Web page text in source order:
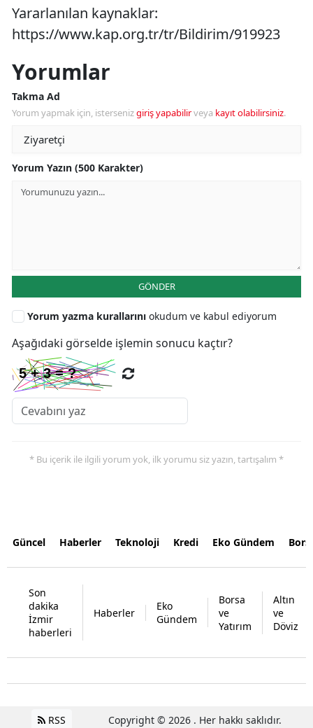
Yararlanılan kaynaklar:
https://www.kap.org.tr/tr/Bildirim/919923
Yorumlar
Takma Ad
Yorum yapmak için, istersenizgiriş yapabilirveya kayıt olabilirsiniz.
Yorum Yazın (500 Karakter)
GÖNDER
Yorum yazma kurallarını okudum ve kabul ediyorum
Aşağıdaki görselde işlemin sonucu kaçtır?
* Bu içerik ile ilgili yorum yok, ilk yorumu siz yazın, tartışalım *
Güncel Haberler Teknoloji Kredi Eko Gündem
Son
dakika
İzmir
haberleri
Haberler
Eko
Gündem
Borsa
ve
Yatırım
Altın
ve
Döviz
RSS Copyright © 2026 . Her hakkı saklıdır.